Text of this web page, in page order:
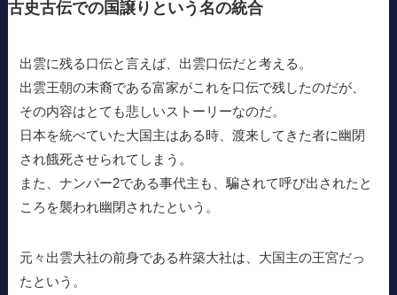
古史古伝での国譲りという名の統合
出雲に残る口伝と言えば、出雲口伝だと考える。
出雲王朝の末裔である富家がこれを口伝で残したのだが、
その内容はとても悲しいストーリーなのだ。
日本を統べていた大国主はある時、渡来してきた者に幽閉
され餓死させられてしまう。
また、ナンバー2である事代主も、騙されて呼び出されたと
ころを襲われ幽閉されたという。
元々出雲大社の前身である杵築大社は、大国主の王宮だっ
たという。